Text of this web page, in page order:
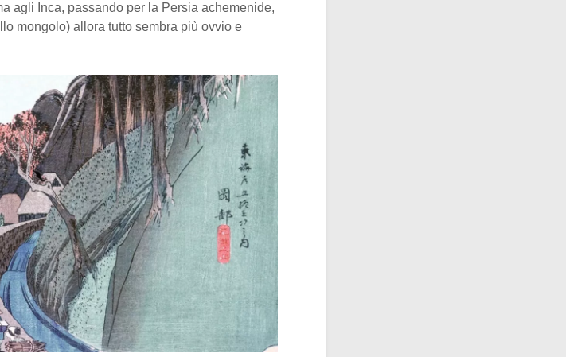
agli Inca, passando per la Persia achemenide,
mongolo) allora tutto sembra più ovvio e